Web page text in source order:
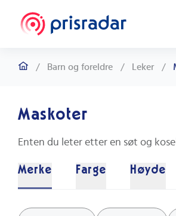
/ Barn og foreldre / Leker /
Maskoter
Merke Farge Høyde